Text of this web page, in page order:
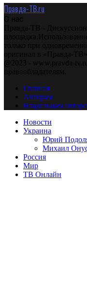
Правда-ТВ.ru
О нас
Правда-ТВ -
только при
оригинал в «Правда-ТВ»
@2023 - www.pravda-
правообладателям.
Главная
Авторам
Владельцам
Новости
Украина
Юрий
Михаил
Россия
Мир
ТВ Онлайн